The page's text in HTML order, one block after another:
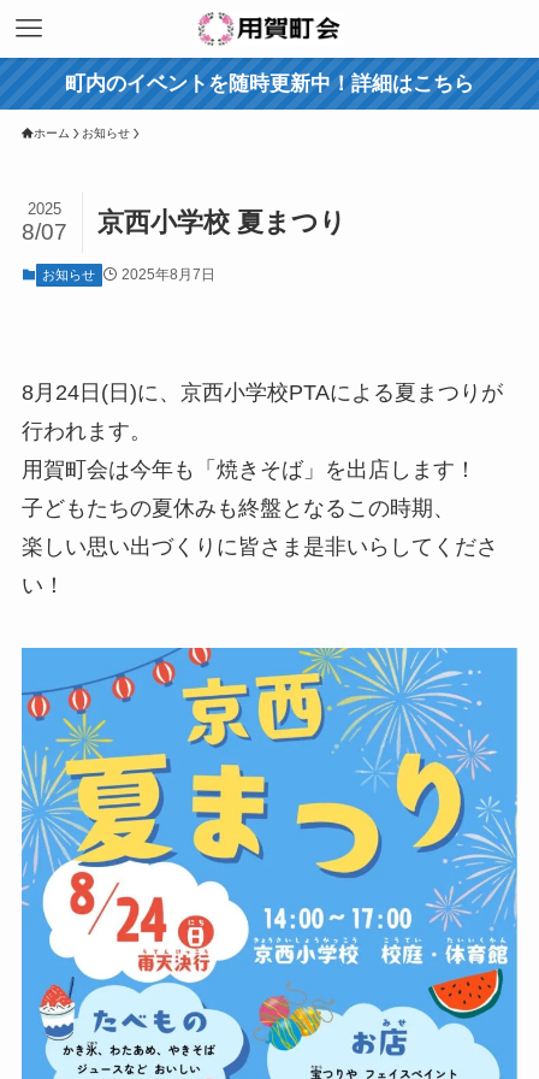
町内のイベントを随時更新中！詳細はこちら
ホーム お知らせ
京西小学校 夏まつり
2025
8/07
お知らせ 2025年8月7日
8月24日(日)に、京西小学校PTAによる夏まつりが
行われます。
用賀町会は今年も「焼きそば」を出店します！
子どもたちの夏休みも終盤となるこの時期、
楽しい思い出づくりに皆さま是非いらしてくださ
い！